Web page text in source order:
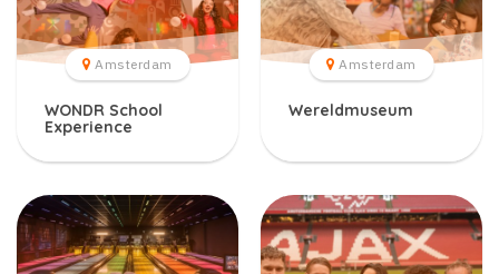
Amsterdam
WONDR School
Experience
Amsterdam
Wereldmuseum